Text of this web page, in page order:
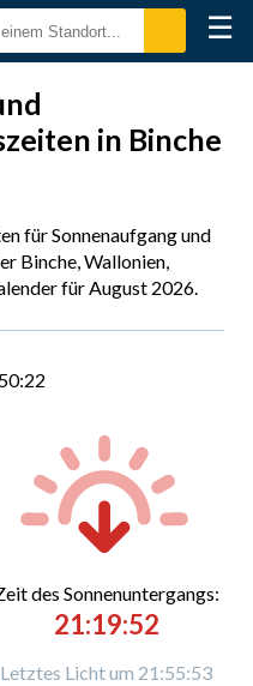
☰
in Binche
für Sonnenaufgang und
Binche, Wallonien,
für August 2026.
des Sonnenuntergangs:
21:19:52
Letztes Licht um 21:55:53